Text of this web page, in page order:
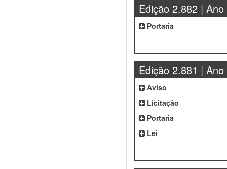
Edição 2.882 | Ano
Portaria
Edição 2.881 | Ano
Aviso
Licitação
Portaria
Lei